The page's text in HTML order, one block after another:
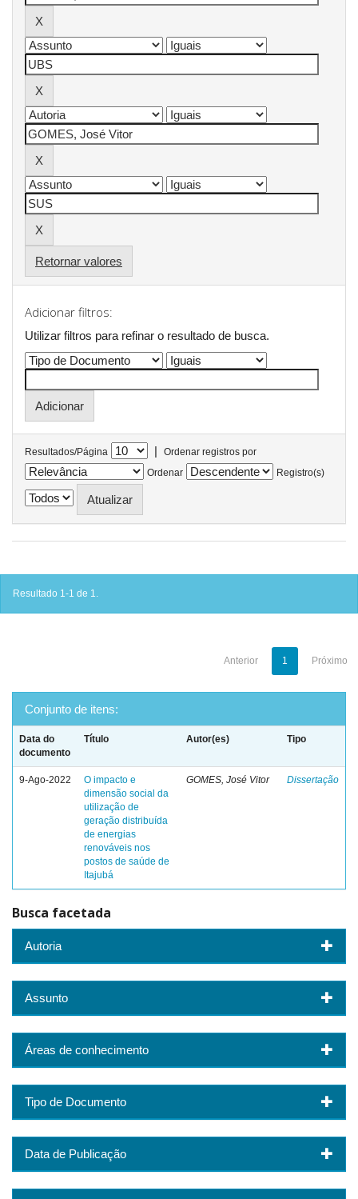
Retornar valores
Adicionar filtros:
Utilizar filtros para refinar o resultado de busca.
Resultados/Página |
Ordenar registros por
Ordenar
Registro(s)
Resultado 1-1 de 1.
Anterior 1 Próximo
Conjunto de itens:
Data do
documento
Título Autor(es) Tipo
9-Ago-2022
O impacto e
dimensão social da
utilização de
geração distribuída
de energias
renováveis nos
postos de saúde de
Itajubá
GOMES, José Vitor Dissertação
Busca facetada
Autoria
Assunto
Áreas de conhecimento
Tipo de Documento
Data de Publicação